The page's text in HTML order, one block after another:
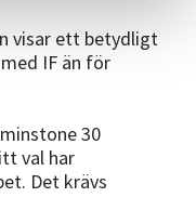
visar ett betydligt
IF än för
30
val har
Det krävs